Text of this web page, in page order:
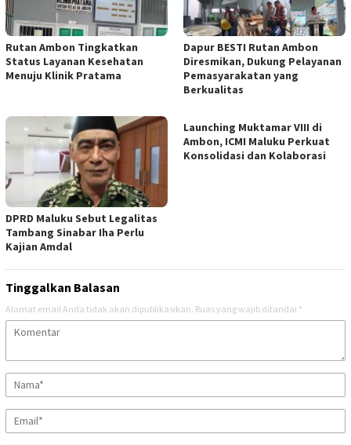
Rutan Ambon Tingkatkan
Status Layanan Kesehatan
Menuju Klinik Pratama
Dapur BESTI Rutan Ambon
Diresmikan, Dukung Pelayanan
Pemasyarakatan yang
Berkualitas
DPRD Maluku Sebut Legalitas
Tambang Sinabar Iha Perlu
Kajian Amdal
Launching Muktamar VIII di
Ambon, ICMI Maluku Perkuat
Konsolidasi dan Kolaborasi
Tinggalkan Balasan
Alamat email Anda tidak akan dipublikasikan. Ruas yang wajib ditandai *